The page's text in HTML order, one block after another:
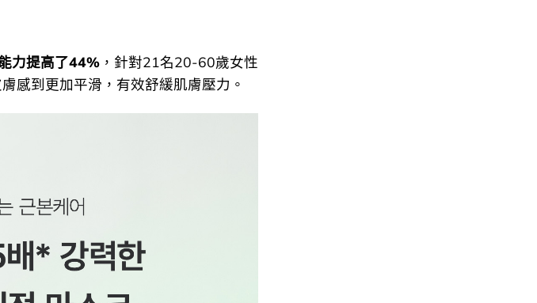
力提高了44% ，針對21名20-60歲女性
感到更加平滑，有效舒緩肌膚壓力。